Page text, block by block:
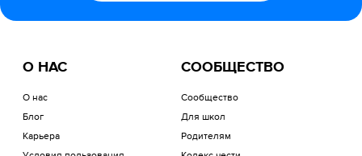
О НАС
О нас
Блог
Карьера
СООБЩЕСТВО
Сообщество
Для школ
Родителям